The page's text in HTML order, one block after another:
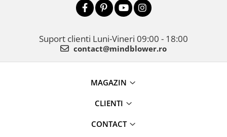
Suport clienti Luni-Vineri 09:00 - 18:00
contact@mindblower.ro
MAGAZIN
CLIENTI
CONTACT